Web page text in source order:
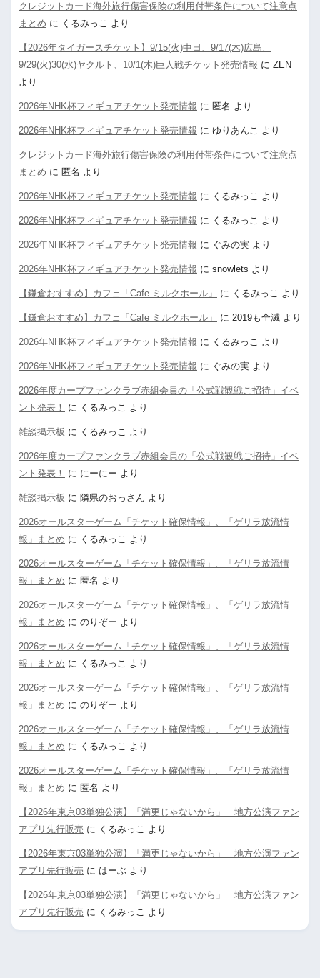
クレジットカード海外旅行傷害保険の利用付帯条件について注意点
まとめ に くるみっこ より
【2026年タイガースチケット】9/15(火)中日、9/17(木)広島、
9/29(火)30(水)ヤクルト、10/1(木)巨人戦チケット発売情報 に ZEN
より
2026年NHK杯フィギュアチケット発売情報 に 匿名 より
2026年NHK杯フィギュアチケット発売情報 に ゆりあんこ より
クレジットカード海外旅行傷害保険の利用付帯条件について注意点
まとめ に 匿名 より
2026年NHK杯フィギュアチケット発売情報 に くるみっこ より
2026年NHK杯フィギュアチケット発売情報 に くるみっこ より
2026年NHK杯フィギュアチケット発売情報 に ぐみの実 より
2026年NHK杯フィギュアチケット発売情報 に snowlets より
【鎌倉おすすめ】カフェ「Cafe ミルクホール」 に くるみっこ より
【鎌倉おすすめ】カフェ「Cafe ミルクホール」 に 2019も全滅 より
2026年NHK杯フィギュアチケット発売情報 に くるみっこ より
2026年NHK杯フィギュアチケット発売情報 に ぐみの実 より
2026年度カープファンクラブ赤組会員の「公式戦観戦ご招待」イベ
ント発表！
に くるみっこ より
雑談掲示板 に くるみっこ より
2026年度カープファンクラブ赤組会員の「公式戦観戦ご招待」イベ
ント発表！
に にーにー より
雑談掲示板 に 隣県のおっさん より
2026オールスターゲーム「チケット確保情報」、「ゲリラ放流情
報」まとめ に くるみっこ より
2026オールスターゲーム「チケット確保情報」、「ゲリラ放流情
報」まとめ に 匿名 より
2026オールスターゲーム「チケット確保情報」、「ゲリラ放流情
報」まとめ に のりぞー より
2026オールスターゲーム「チケット確保情報」、「ゲリラ放流情
報」まとめ に くるみっこ より
2026オールスターゲーム「チケット確保情報」、「ゲリラ放流情
報」まとめ に のりぞー より
2026オールスターゲーム「チケット確保情報」、「ゲリラ放流情
報」まとめ に くるみっこ より
2026オールスターゲーム「チケット確保情報」、「ゲリラ放流情
報」まとめ に 匿名 より
【2026年東京03単独公演】「満更じゃないから」 地方公演ファン
アプリ先行販売 に くるみっこ より
【2026年東京03単独公演】「満更じゃないから」 地方公演ファン
アプリ先行販売 に はーぶ より
【2026年東京03単独公演】「満更じゃないから」 地方公演ファン
アプリ先行販売 に くるみっこ より